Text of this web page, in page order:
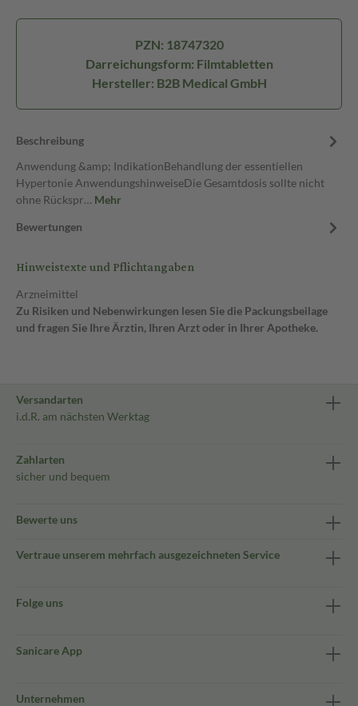
PZN: 18747320
Darreichungsform: Filmtabletten
Hersteller: B2B Medical GmbH
Beschreibung
Anwendung &amp; IndikationBehandlung der essentiellen
Hypertonie AnwendungshinweiseDie Gesamtdosis sollte nicht
ohne Rückspr… Mehr
Bewertungen
Hinweistexte und Pflichtangaben
Arzneimittel
Zu Risiken und Nebenwirkungen lesen Sie die Packungsbeilage
und fragen Sie Ihre Ärztin, Ihren Arzt oder in Ihrer Apotheke.
Versandarten
i.d.R. am nächsten Werktag
Zahlarten
sicher und bequem
Bewerte uns
Vertraue unserem mehrfach ausgezeichneten Service
Folge uns
Sanicare App
Unternehmen